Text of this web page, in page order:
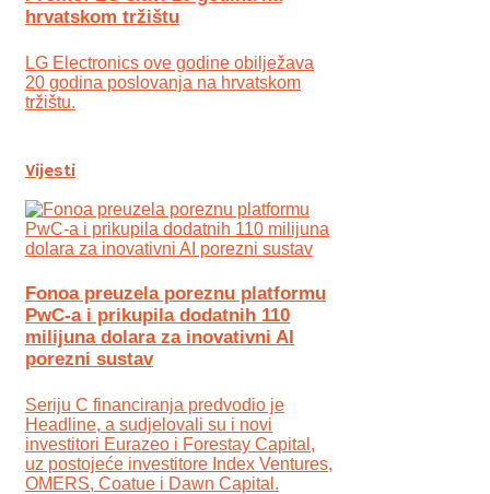
hrvatskom tržištu
LG Electronics ove godine obilježava
20 godina poslovanja na hrvatskom
tržištu.
Vijesti
Fonoa preuzela poreznu platformu
PwC-a i prikupila dodatnih 110
milijuna dolara za inovativni AI
porezni sustav
Seriju C financiranja predvodio je
Headline, a sudjelovali su i novi
investitori Eurazeo i Forestay Capital,
uz postojeće investitore Index Ventures,
OMERS, Coatue i Dawn Capital.